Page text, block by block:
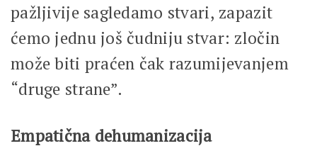
pažljivije sagledamo stvari, zapazit
ćemo jednu još čudniju stvar: zločin
može biti praćen čak razumijevanjem
“druge strane”.
Empatična dehumanizacija